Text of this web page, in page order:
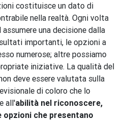
costituisce un dato di
nella realtà. Ogni volta
una decisione dalla
importanti, le opzioni a
numerose; altre possiamo
iniziative. La qualità del
deve essere valutata sulla
di coloro che lo
all'abilità nel riconoscere,
che presentano